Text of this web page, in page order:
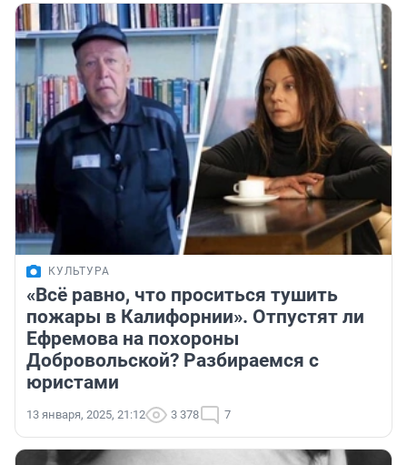
КУЛЬТУРА
«Всё равно, что проситься тушить
пожары в Калифорнии». Отпустят ли
Ефремова на похороны
Добровольской? Разбираемся с
юристами
13 января, 2025, 21:12 3 378 7